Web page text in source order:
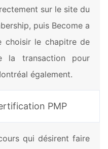
sur le site du
puis Become a
choisir le chapitre de
la transaction pour
également.
PMP
qui désirent faire